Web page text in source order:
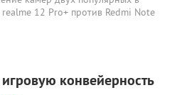
12 Pro+ против Redmi Note
конвейерность